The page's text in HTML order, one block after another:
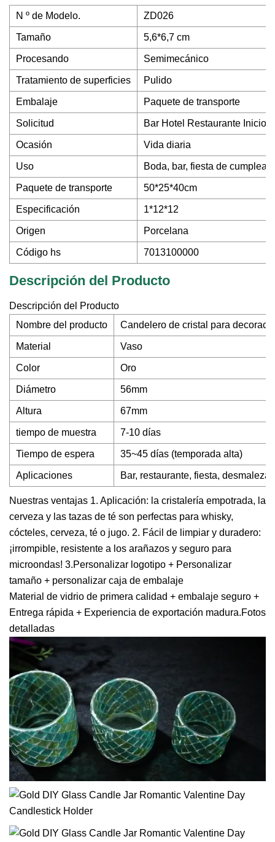
N º de Modelo. ZD026
Tamaño 5,6*6,7 cm
Procesando Semimecánico
Tratamiento de superficies Pulido
Embalaje Paquete de transporte
Solicitud Bar Hotel Restaurante Inicio
Ocasión Vida diaria
Uso Boda, bar, fiesta de
Paquete de transporte 50*25*40cm
Especificación 1*12*12
Origen Porcelana
Código hs 7013100000
Descripción del Producto
Descripción del Producto
Nombre del producto
Candelero de cristal para
Material Vaso
Color Oro
Diámetro 56mm
Altura 67mm
tiempo de muestra 7-10 días
Tiempo de espera 35~45 días (temporada alta)
Aplicaciones Bar, restaurante, fiesta,
Nuestras ventajas 1. Aplicación: la cristalería empotrada, la
cerveza y las tazas de té son perfectas para whisky,
cócteles, cerveza, té o jugo. 2. Fácil de limpiar y duradero:
¡irrompible, resistente a los arañazos y seguro para
microondas! 3.Personalizar logotipo + Personalizar
tamaño + personalizar caja de embalaje
Material de vidrio de primera calidad + embalaje seguro +
Entrega rápida + Experiencia de exportación madura.Fotos
detalladas